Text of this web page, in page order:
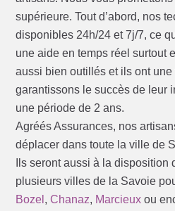
supérieure. Tout d’abord, nos
disponibles 24h/24 et 7j/7, ce
une aide en temps réel surtout
aussi bien outillés et ils ont
garantissons le succès de leur
une période de 2 ans.
Agréés Assurances, nos
déplacer dans toute la ville de
Ils seront aussi à la disposition
plusieurs villes de la Savoie
Bozel ,Chanaz, Marcieux ou